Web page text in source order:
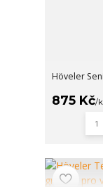
Höveler
875 Kč/